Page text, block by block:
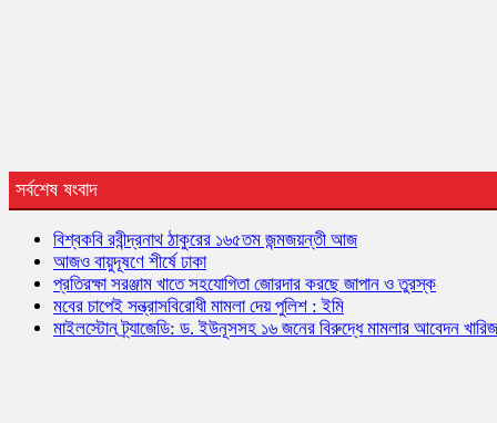
সর্বশেষ ষংবাদ
বিশ্বকবি রবীন্দ্রনাথ ঠাকুরের ১৬৫তম জন্মজয়ন্তী আজ
আজও বায়ুদূষণে শীর্ষে ঢাকা
প্রতিরক্ষা সরঞ্জাম খাতে সহযোগিতা জোরদার করছে জাপান ও তুরস্ক
মবের চাপেই সন্ত্রাসবিরোধী মামলা দেয় পুলিশ : ইমি
মাইলস্টোন ট্র্যাজেডি: ড. ইউনূসসহ ১৬ জনের বিরুদ্ধে মামলার আবেদন খারিজ